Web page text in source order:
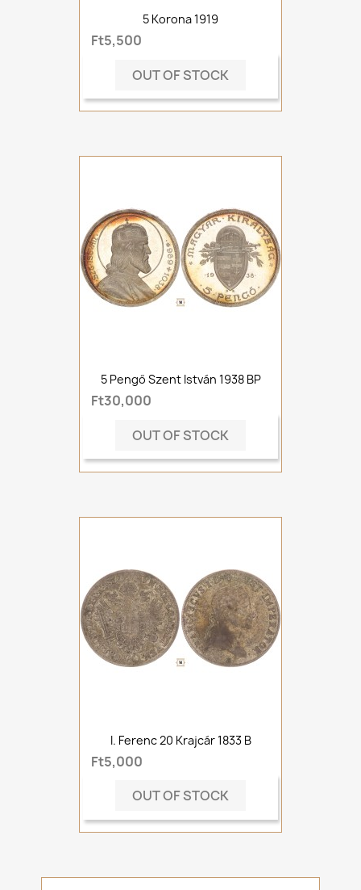
5 Korona 1919
Ft5,500
OUT OF STOCK
5 Pengő Szent István 1938 BP
Ft30,000
OUT OF STOCK
I. Ferenc 20 Krajcár 1833 B
Ft5,000
OUT OF STOCK